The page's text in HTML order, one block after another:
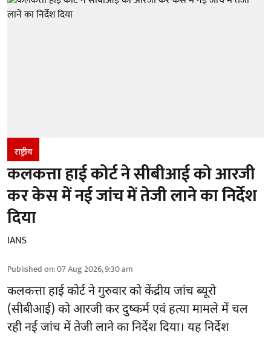
राष्ट्रीय
कलकत्ता हाई कोर्ट ने सीबीआई को आरजी
कर केस में नई जांच में तेजी लाने का निर्देश
दिया
IANS
Published on:07 Aug 2026, 9:30 am
कलकत्ता हाई कोर्ट ने गुरुवार को केंद्रीय जांच ब्यूरो
(सीबीआई) कोआरजी कर दुष्कर्म एवं हत्या मामलेमें चल
रही नई जांच में तेजी लाने का निर्देश दिया। यह निर्देश